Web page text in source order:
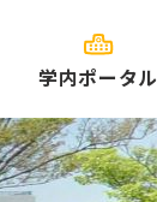
学内ポータル